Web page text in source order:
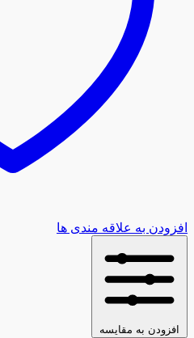
افزودن به علاقه مندی ها
افزودن به مقایسه